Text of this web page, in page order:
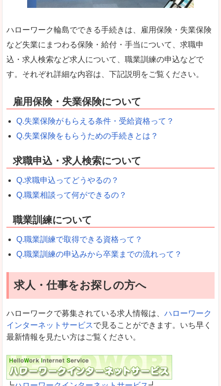
ハローワーク輪島でできる手続きは、雇用保険・失業保険
など失業にまつわる保険・給付・手当について、求職申
込・求人検索など求人について、職業訓練の申込などで
す。それぞれ詳細な内容は、下記説明をご覧ください。
雇用保険・失業保険について
Q.失業保険がもらえる条件・受給資格って？
Q.失業保険をもらうための手続きとは？
求職申込・求人検索について
Q.求職申込ってどうやるの？
Q.職業相談って何ができるの？
職業訓練について
Q.職業訓練で取得できる資格って？
Q.職業訓練の申込みから卒業までの流れって？
求人・仕事をお探しの方へ
ハローワークで募集されている求人情報は、 ハローワーク
インターネットサービスで見ることができます。いち早く
最新情報を見たい方はご覧ください。